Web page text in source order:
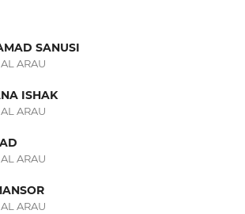
SANUSI
ARAU
ISHAK
ARAU
ARAU
ARAU